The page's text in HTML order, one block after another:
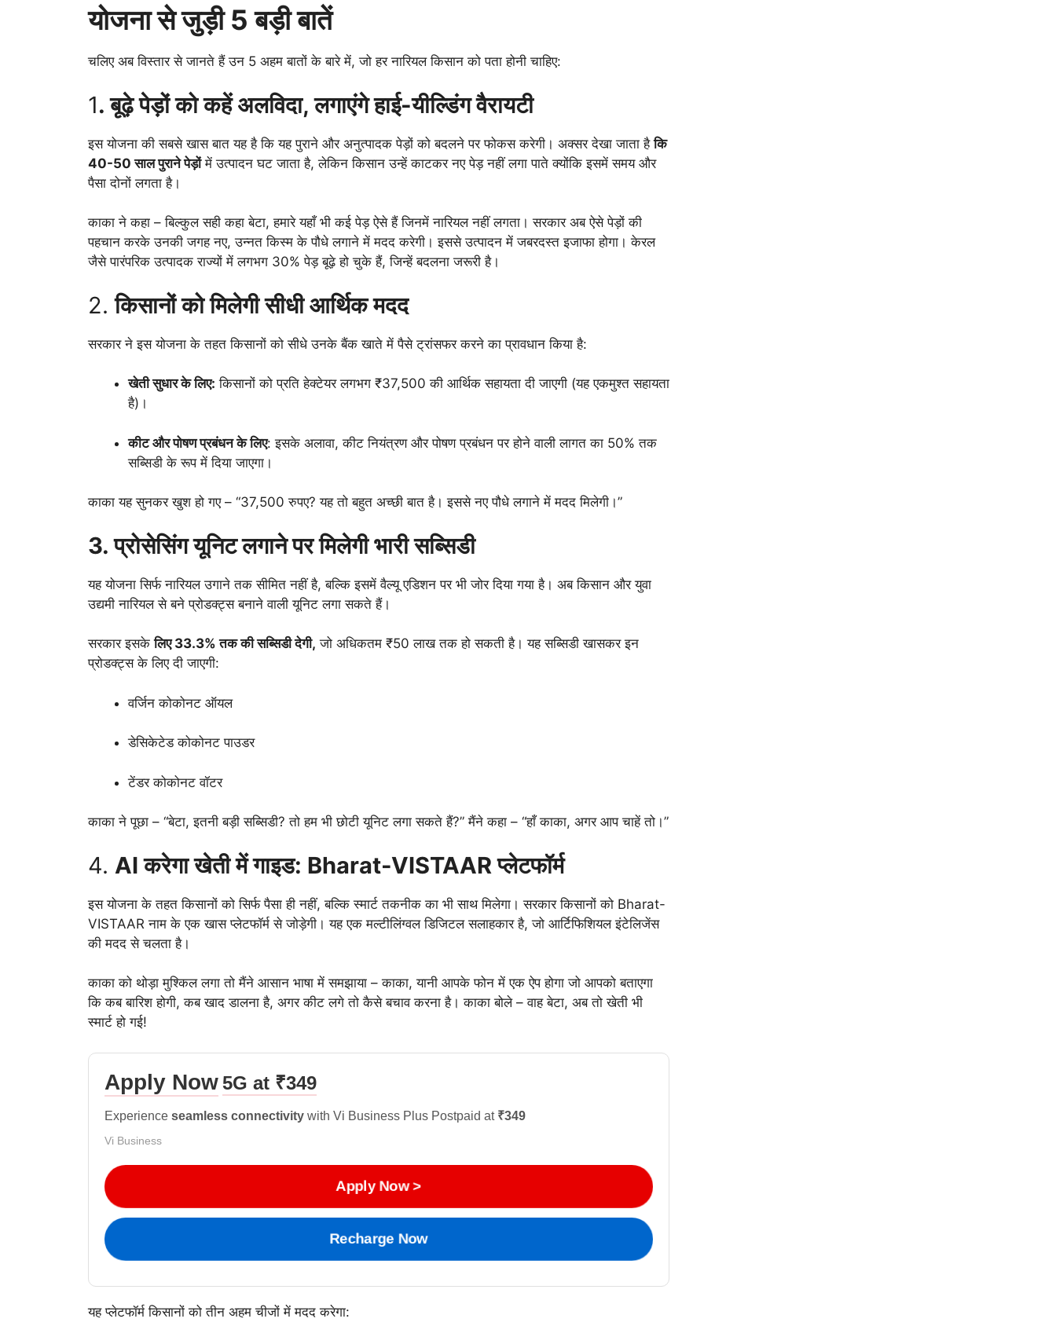
योजना से जुड़ी 5 बड़ी बातें
चलिए अब विस्तार से जानते हैं उन 5 अहम बातों के बारे में, जो हर नारियल किसान को पता होनी चाहिए:
1. बूढ़े पेड़ों को कहें अलविदा, लगाएंगे हाई-यील्डिंग वैरायटी
इस योजना की सबसे खास बात यह है कि यह पुराने और अनुत्पादक पेड़ों को बदलने पर फोकस करेगी। अक्सर देखा जाता हैकि
40-50 साल पुराने पेड़ोंमें उत्पादन घट जाता है, लेकिन किसान उन्हें काटकर नए पेड़ नहीं लगा पाते क्योंकि इसमें समय और
पैसा दोनों लगता है।
काका ने कहा – बिल्कुल सही कहा बेटा, हमारे यहाँ भी कई पेड़ ऐसे हैं जिनमें नारियल नहीं लगता। सरकार अब ऐसे पेड़ों की
पहचान करके उनकी जगह नए, उन्नत किस्म के पौधे लगाने में मदद करेगी। इससे उत्पादन में जबरदस्त इजाफा होगा। केरल
जैसे पारंपरिक उत्पादक राज्यों में लगभग 30% पेड़ बूढ़े हो चुके हैं, जिन्हें बदलना जरूरी है।
2.किसानों को मिलेगी सीधी आर्थिक मदद
सरकार ने इस योजना के तहत किसानों को सीधे उनके बैंक खाते में पैसे ट्रांसफर करने का प्रावधान किया है:
खेती सुधार के लिए: किसानों को प्रति हेक्टेयर लगभग ₹37,500 की आर्थिक सहायता दी जाएगी (यह एकमुश्त सहायता
है)।
कीट और पोषण प्रबंधन के लिए: इसके अलावा, कीट नियंत्रण और पोषण प्रबंधन पर होने वाली लागत का 50% तक
सब्सिडी के रूप में दिया जाएगा।
काका यह सुनकर खुश हो गए – “37,500 रुपए? यह तो बहुत अच्छी बात है। इससे नए पौधे लगाने में मदद मिलेगी।”
3. प्रोसेसिंग यूनिट लगाने पर मिलेगी भारी सब्सिडी
यह योजना सिर्फ नारियल उगाने तक सीमित नहीं है, बल्कि इसमें वैल्यू एडिशन पर भी जोर दिया गया है। अब किसान और युवा
उद्यमी नारियल से बने प्रोडक्ट्स बनाने वाली यूनिट लगा सकते हैं।
सरकार इसकेलिए 33.3% तक की सब्सिडी देगी, जो अधिकतम ₹50 लाख तक हो सकती है। यह सब्सिडी खासकर इन
प्रोडक्ट्स के लिए दी जाएगी:
वर्जिन कोकोनट ऑयल
डेसिकेटेड कोकोनट पाउडर
टेंडर कोकोनट वॉटर
काका ने पूछा – “बेटा, इतनी बड़ी सब्सिडी? तो हम भी छोटी यूनिट लगा सकते हैं?” मैंने कहा – “हाँ काका, अगर आप चाहें तो।”
4. AI करेगा खेती में गाइड: Bharat-VISTAAR प्लेटफॉर्म
इस योजना के तहत किसानों को सिर्फ पैसा ही नहीं, बल्कि स्मार्ट तकनीक का भी साथ मिलेगा। सरकार किसानों को Bharat-
VISTAAR नाम के एक खास प्लेटफॉर्म से जोड़ेगी। यह एक मल्टीलिंग्वल डिजिटल सलाहकार है, जो आर्टिफिशियल इंटेलिजेंस
की मदद से चलता है।
काका को थोड़ा मुश्किल लगा तो मैंने आसान भाषा में समझाया – काका, यानी आपके फोन में एक ऐप होगा जो आपको बताएगा
कि कब बारिश होगी, कब खाद डालना है, अगर कीट लगे तो कैसे बचाव करना है। काका बोले – वाह बेटा, अब तो खेती भी
स्मार्ट हो गई!
Apply Now5G at ₹349
Experience seamless connectivity with Vi Business Plus Postpaid at ₹349
Vi Business
Apply Now >
Recharge Now
यह प्लेटफॉर्म किसानों को तीन अहम चीजों में मदद करेगा: